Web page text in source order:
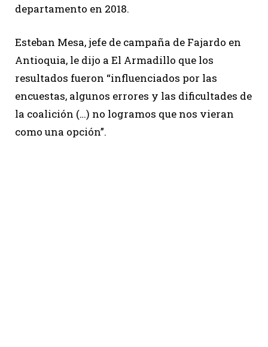
departamento en 2018.
Esteban Mesa, jefe de campaña de Fajardo en
Antioquia, le dijo a El Armadillo que los
resultados fueron “influenciados por las
encuestas, algunos errores y las dificultades de
la coalición (…) no logramos que nos vieran
como una opción”.